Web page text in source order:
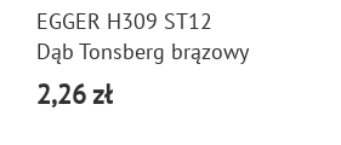
EGGER H309 ST12
Dąb Tonsberg brązowy
2,26 zł